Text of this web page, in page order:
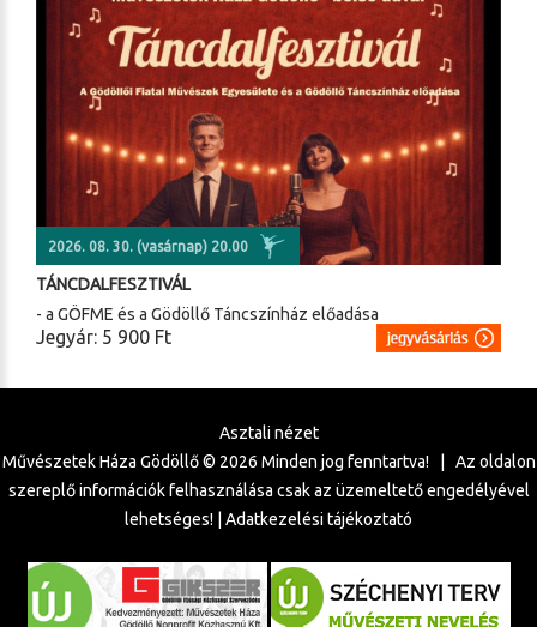
2026. 08. 30. (vasárnap) 20.00
TÁNCDALFESZTIVÁL
- a GÖFME és a Gödöllő Táncszínház előadása
Jegyár: 5 900 Ft
Asztali nézet
Művészetek Háza Gödöllő © 2026 Minden jog fenntartva! | Az oldalon
szereplő információk felhasználása csak az üzemeltető engedélyével
lehetséges! | Adatkezelési tájékoztató